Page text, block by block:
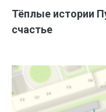
Тёплые истории
счастье